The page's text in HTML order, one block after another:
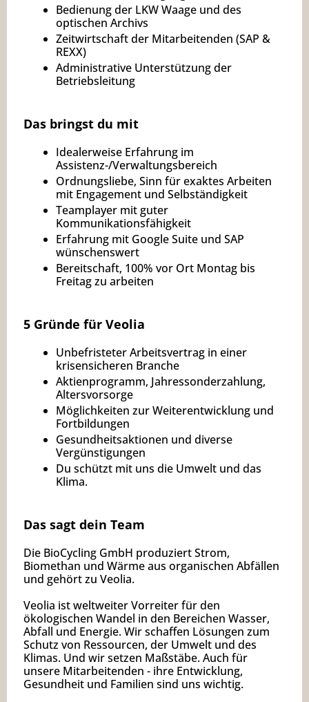
Bedienung der LKW Waage und des
optischen Archivs
Zeitwirtschaft der Mitarbeitenden (SAP &
REXX)
Administrative Unterstützung der
Betriebsleitung
Das bringst du mit
Idealerweise Erfahrung im
Assistenz-/Verwaltungsbereich
Ordnungsliebe, Sinn für exaktes Arbeiten
mit Engagement und Selbständigkeit
Teamplayer mit guter
Kommunikationsfähigkeit
Erfahrung mit Google Suite und SAP
wünschenswert
Bereitschaft, 100% vor Ort Montag bis
Freitag zu arbeiten
5 Gründe für Veolia
Unbefristeter Arbeitsvertrag in einer
krisensicheren Branche
Aktienprogramm, Jahressonderzahlung,
Altersvorsorge
Möglichkeiten zur Weiterentwicklung und
Fortbildungen
Gesundheitsaktionen und diverse
Vergünstigungen
Du schützt mit uns die Umwelt und das
Klima.
Das sagt dein Team
Die BioCycling GmbH produziert Strom,
Biomethan und Wärme aus organischen Abfällen
und gehört zu Veolia.
Veolia ist weltweiter Vorreiter für den
ökologischen Wandel in den Bereichen Wasser,
Abfall und Energie. Wir schaffen Lösungen zum
Schutz von Ressourcen, der Umwelt und des
Klimas. Und wir setzen Maßstäbe. Auch für
unsere Mitarbeitenden - ihre Entwicklung,
Gesundheit und Familien sind uns wichtig.